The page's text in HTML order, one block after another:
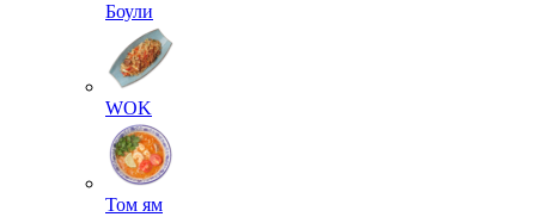
Боули
WOK
Том ям